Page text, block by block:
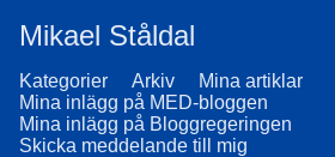
Mikael Ståldal
Kategorier Arkiv
Mina artiklar
Mina inlägg på MED-bloggen
Mina inlägg på Bloggregeringen
Skicka meddelande till mig